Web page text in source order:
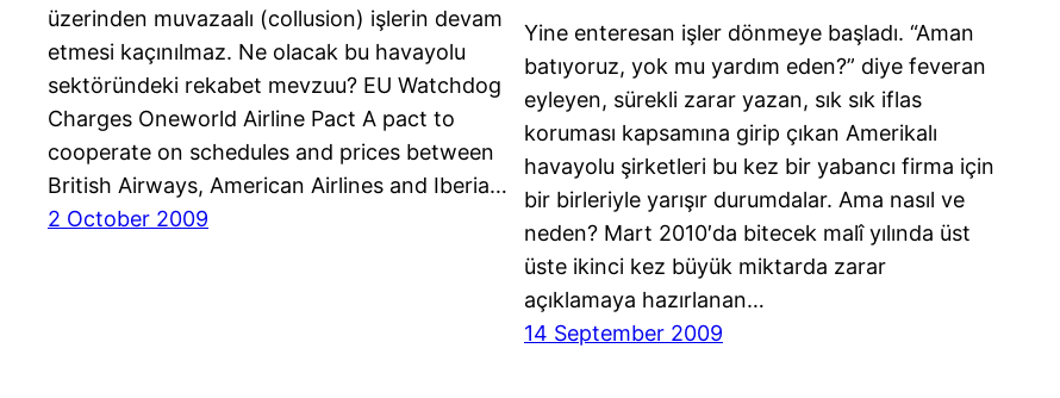
üzerinden muvazaalı (collusion) işlerin devam
etmesi kaçınılmaz. Ne olacak bu havayolu
sektöründeki rekabet mevzuu? EU Watchdog
Charges Oneworld Airline Pact A pact to
cooperate on schedules and prices between
British Airways, American Airlines and Iberia…
2 October 2009
Yine enteresan işler dönmeye başladı. “Aman
batıyoruz, yok mu yardım eden?” diye feveran
eyleyen, sürekli zarar yazan, sık sık iflas
koruması kapsamına girip çıkan Amerikalı
havayolu şirketleri bu kez bir yabancı firma için
bir birleriyle yarışır durumdalar. Ama nasıl ve
neden? Mart 2010′da bitecek malî yılında üst
üste ikinci kez büyük miktarda zarar
açıklamaya hazırlanan…
14 September 2009